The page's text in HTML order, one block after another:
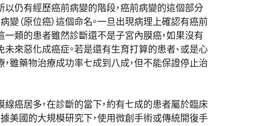
以仍有經歷癌前病變的階段，癌前病變的這個部分
（原位癌） 這個命名。一旦出現病理上確認有癌前
一類的患者雖然診斷還不是子宮內膜癌，如果沒有
未來惡化成癌症。若是還有生育打算的患者、或是心
雖藥物治療成功率七成到八成，但不能保證停止治
癌居多，在診斷的當下， 約有七成的患者屬於臨床
美國的大規模研究下，使用微創手術或傳統開復手